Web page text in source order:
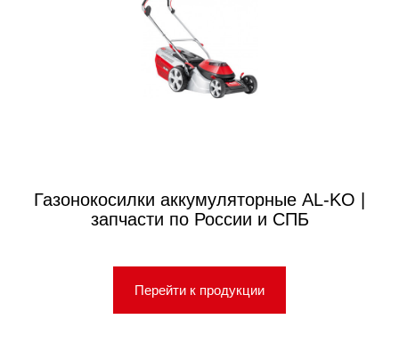
Газонокосилки аккумуляторные AL-KO |
запчасти по России и СПБ
Перейти к продукции